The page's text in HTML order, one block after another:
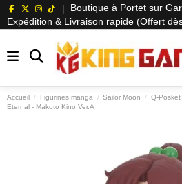
Boutique à Portet sur
Expédition & Livraison rapide (Offert
Accueil Figurines manga Sailor Moon
Q-
Eternal - Makoto Kino Ver.A